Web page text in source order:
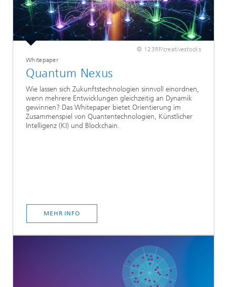
© 123RF/creativestocks
Whitepaper
Quantum Nexus
Wie lassen sich Zukunftstechnologien sinnvoll einordnen,
wenn mehrere Entwicklungen gleichzeitig an Dynamik
gewinnen? Das Whitepaper bietet Orientierung im
Zusammenspiel von Quantentechnologien, Künstlicher
Intelligenz (KI) und Blockchain.
MEHR INFO